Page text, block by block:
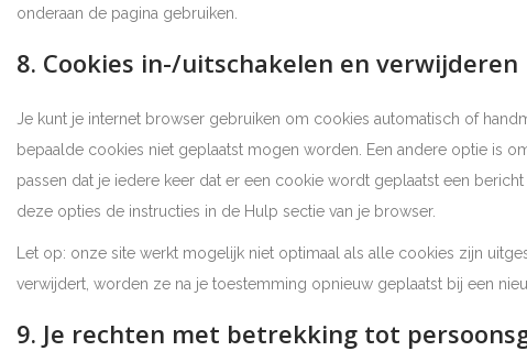
onderaan de pagina gebruiken.
8. Cookies in-/uitschakelen en verwijderen
Je kunt je internet browser gebruiken om cookies automatisch of
bepaalde cookies niet geplaatst mogen worden. Een andere optie is
passen dat je iedere keer dat er een cookie wordt geplaatst een
deze opties de instructies in de Hulp sectie van je browser.
Let op: onze site werkt mogelijk niet optimaal als alle cookies zijn
verwijdert, worden ze na je toestemming opnieuw geplaatst bij een
9. Je rechten met betrekking tot